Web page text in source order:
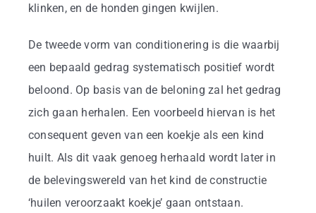
klinken, en de honden gingen kwijlen.
De tweede vorm van conditionering is die waarbij
een bepaald gedrag systematisch positief wordt
beloond. Op basis van de beloning zal het gedrag
zich gaan herhalen. Een voorbeeld hiervan is het
consequent geven van een koekje als een kind
huilt. Als dit vaak genoeg herhaald wordt later in
de belevingswereld van het kind de constructie
‘huilen veroorzaakt koekje’ gaan ontstaan.